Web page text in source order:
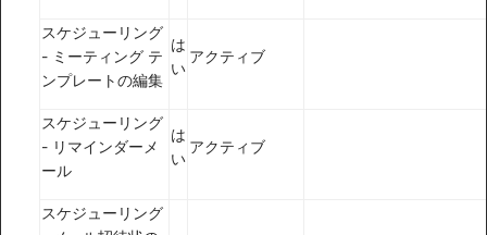
スケジューリング
- ミーティング テ
ンプレートの編集
は
い
アクティブ
スケジューリング
- リマインダーメ
ール
は
い
アクティブ
スケジューリング